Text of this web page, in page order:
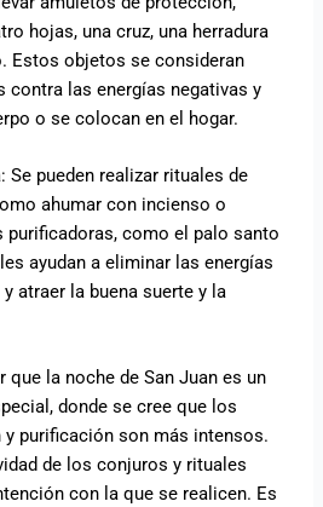
hojas, una cruz, una herradura
Estos objetos se consideran
contra las energías negativas y
o se colocan en el hogar.
Se pueden realizar rituales de
ahumar con incienso o
purificadoras, como el palo santo
ayudan a eliminar las energías
atraer la buena suerte y la
que la noche de San Juan es un
donde se cree que los
purificación son más intensos.
de los conjuros y rituales
con la que se realicen. Es